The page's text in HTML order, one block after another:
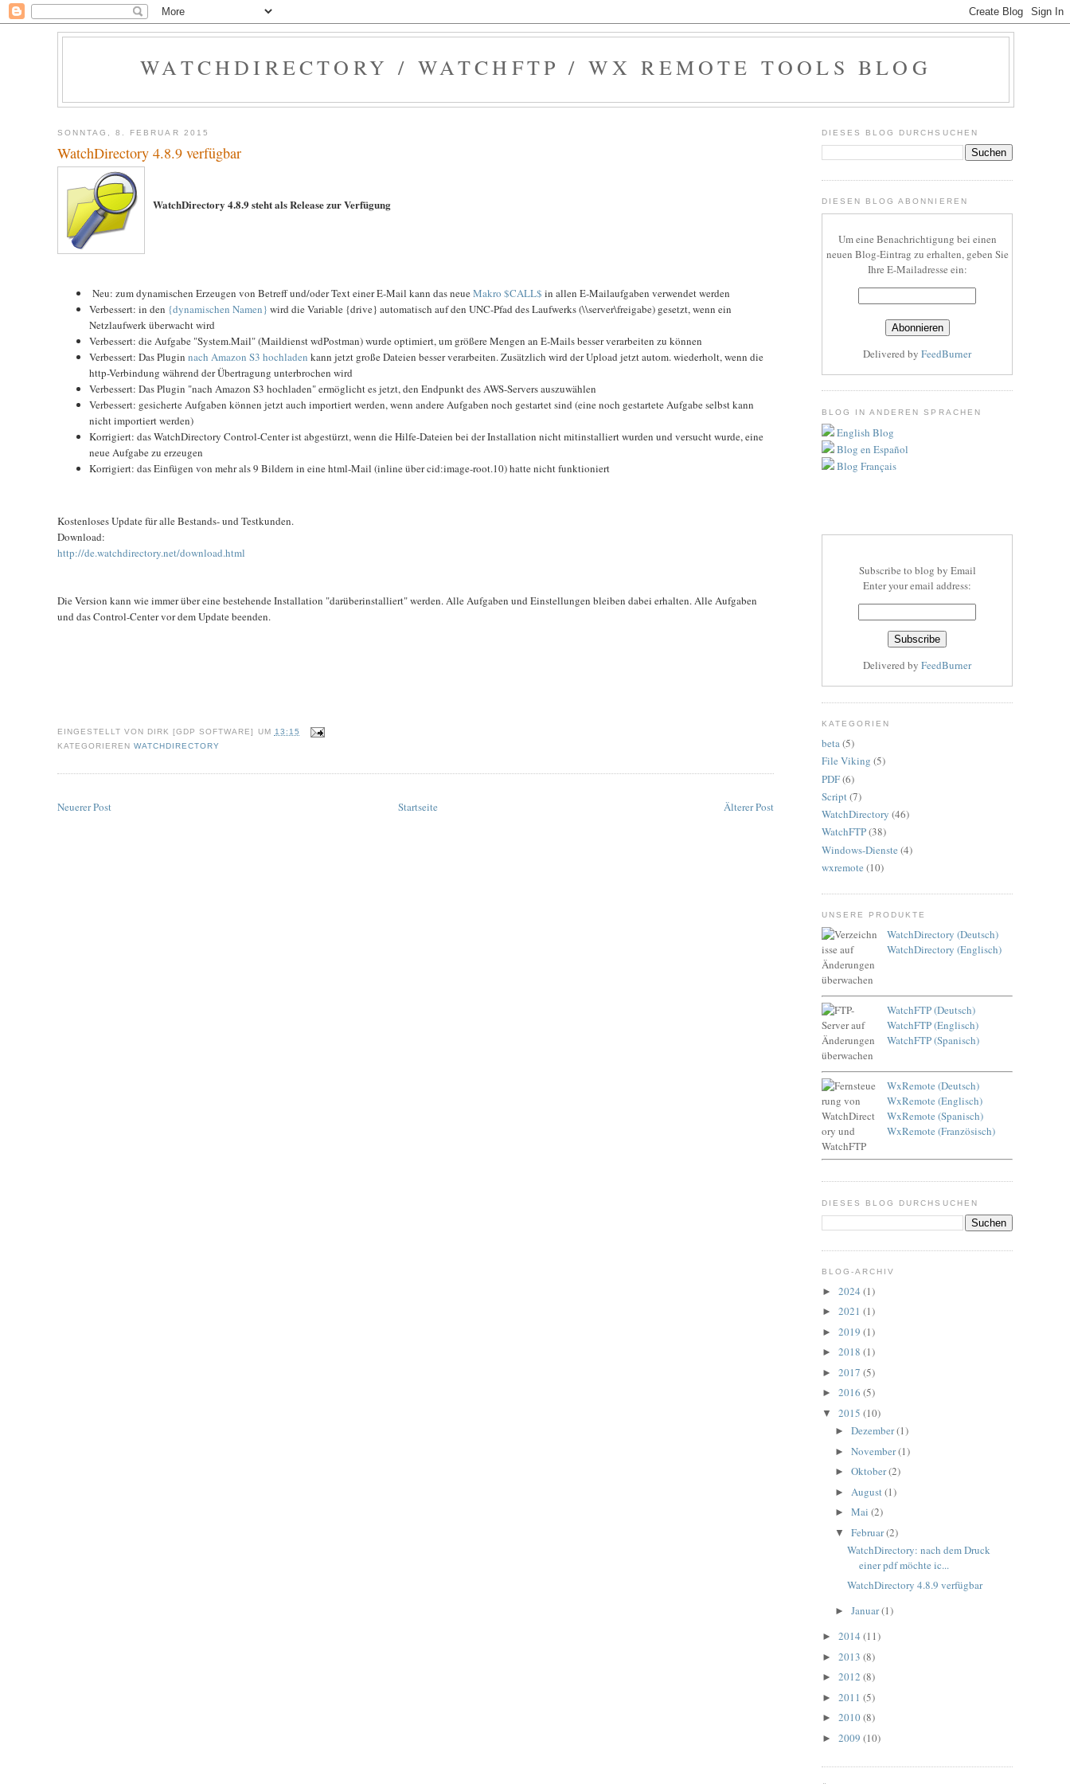
WATCHDIRECTORY / WATCHFTP / WX REMOTE TOOLS BLOG
SONNTAG, 8. FEBRUAR 2015
WatchDirectory 4.8.9 verfügbar
WatchDirectory 4.8.9 steht als Release zur Verfügung
Neu: zum dynamischen Erzeugen von Betreff und/oder Text einer E-Mail kann das neueMakro $CALL$ in allen E-Mailaufgaben verwendet werden
Verbessert: in den {dynamischen Namen} wird die Variable {drive} automatisch auf den UNC-Pfad des Laufwerks (\\server\freigabe) gesetzt, wenn ein
Netzlaufwerk überwacht wird
Verbessert: die Aufgabe "System.Mail" (Maildienst wdPostman) wurde optimiert, um größere Mengen an E-Mails besser verarbeiten zu können
Verbessert: Das Plugin nach Amazon S3 hochladen kann jetzt große Dateien besser verarbeiten. Zusätzlich wird der Upload jetzt autom. wiederholt, wenn die
http-Verbindung während der Übertragung unterbrochen wird
Verbessert: Das Plugin "nach Amazon S3 hochladen" ermöglicht es jetzt, den Endpunkt des AWS-Servers auszuwählen
Verbessert: gesicherte Aufgaben können jetzt auch importiert werden, wenn andere Aufgaben noch gestartet sind (eine noch gestartete Aufgabe selbst kann
nicht importiert werden)
Korrigiert: das WatchDirectory Control-Center ist abgestürzt, wenn die Hilfe-Dateien bei der Installation nicht mitinstalliert wurden und versucht wurde, eine
neue Aufgabe zu erzeugen
Korrigiert: das Einfügen von mehr als 9 Bildern in eine html-Mail (inline über cid:image-root.10) hatte nicht funktioniert
Kostenloses Update für alle Bestands- und Testkunden.
Download:
http://de.watchdirectory.net/download.html
Die Version kann wie immer über eine bestehende Installation "darüberinstalliert" werden. Alle Aufgaben und Einstellungen bleiben dabei erhalten. Alle Aufgaben
und das Control-Center vor dem Update beenden.
EINGESTELLT VON DIRK [GDP SOFTWARE] UM 13:15
KATEGORIERENWATCHDIRECTORY
Neuerer Post Älterer Post
Startseite
DIESES BLOG DURCHSUCHEN
DIESEN BLOG ABONNIEREN
Um eine Benachrichtigung bei einen
neuen Blog-Eintrag zu erhalten, geben Sie
Ihre E-Mailadresse ein:
Delivered by FeedBurner
BLOG IN ANDEREN SPRACHEN
English Blog
Blog en Español
Blog Français
Subscribe to blog by Email
Enter your email address:
Delivered by FeedBurner
KATEGORIEN
beta(5)
File Viking (5)
PDF(6)
Script(7)
WatchDirectory (46)
WatchFTP(38)
Windows-Dienste (4)
wxremote (10)
UNSERE PRODUKTE
WatchDirectory (Deutsch)
WatchDirectory (Englisch)
WatchFTP (Deutsch)
WatchFTP (Englisch)
WatchFTP (Spanisch)
WxRemote (Deutsch)
WxRemote (Englisch)
WxRemote (Spanisch)
WxRemote (Französisch)
DIESES BLOG DURCHSUCHEN
BLOG-ARCHIV
► 2024 (1)
► 2021 (1)
► 2019 (1)
► 2018 (1)
► 2017 (5)
► 2016 (5)
▼ 2015 (10)
► Dezember(1)
► November(1)
► Oktober(2)
► August(1)
► Mai (2)
▼ Februar(2)
WatchDirectory: nach dem Druck
einer pdf möchte ic...
WatchDirectory 4.8.9 verfügbar
► Januar(1)
► 2014 (11)
► 2013 (8)
► 2012 (8)
► 2011 (5)
► 2010(8)
► 2009 (10)